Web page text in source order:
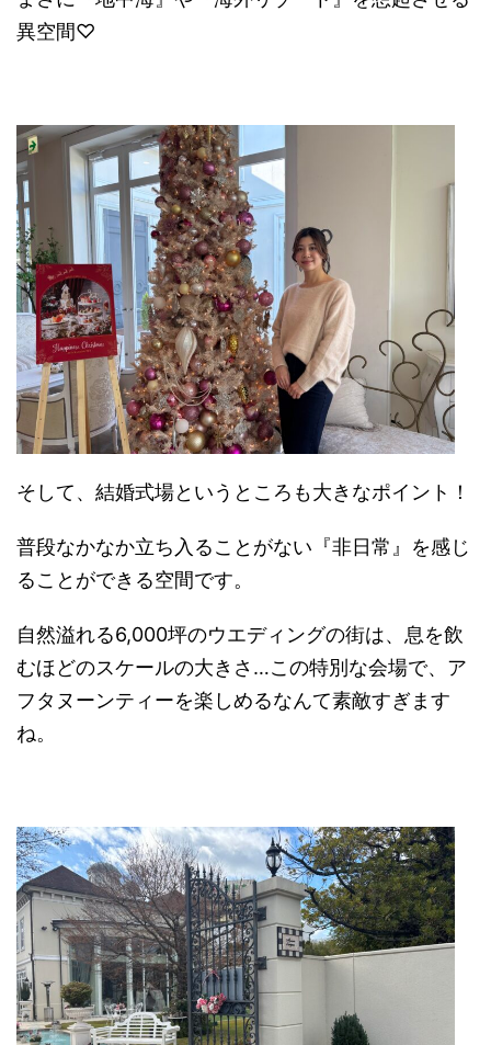
異空間♡
そして、結婚式場というところも大きなポイント！
普段なかなか立ち入ることがない『非日常』を感じ
ることができる空間です。
自然溢れる6,000坪のウエディングの街は、息を飲
むほどのスケールの大きさ…この特別な会場で、ア
フタヌーンティーを楽しめるなんて素敵すぎます
ね。